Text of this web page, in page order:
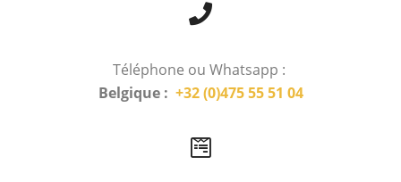
Téléphone ou Whatsapp :
Belgique : +32 (0)475 55 51 04